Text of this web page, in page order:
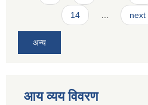
14 next
अन्य
आय व्यय विवरण